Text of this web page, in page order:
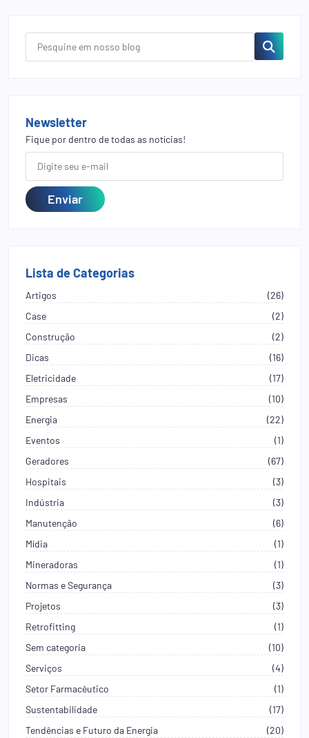
Newsletter
Fique por dentro de todas as notícias!
Lista de Categorias
Artigos
(26)
Case
(2)
Construção
(2)
Dicas
(16)
Eletricidade
(17)
Empresas
(10)
Energia
(22)
Eventos
(1)
Geradores
(67)
Hospitais
(3)
Indústria
(3)
Manutenção
(6)
Mídia
(1)
Mineradoras
(1)
Normas e Segurança
(3)
Projetos
(3)
Retrofitting
(1)
Sem categoria
(10)
Serviços
(4)
Setor Farmacêutico
(1)
Sustentabilidade
(17)
Tendências e Futuro da Energia
(20)